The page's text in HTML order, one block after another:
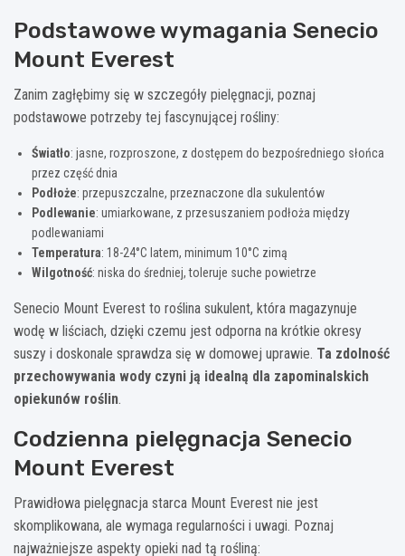
Podstawowe wymagania Senecio
Mount Everest
Zanim zagłębimy się w szczegóły pielęgnacji, poznaj
podstawowe potrzeby tej fascynującej rośliny:
Światło: jasne, rozproszone, z dostępem do bezpośredniego słońca
przez część dnia
Podłoże: przepuszczalne, przeznaczone dla sukulentów
Podlewanie: umiarkowane, z przesuszaniem podłoża między
podlewaniami
Temperatura: 18-24°C latem, minimum 10°C zimą
Wilgotność: niska do średniej, toleruje suche powietrze
Senecio Mount Everest to roślina sukulent, która magazynuje
wodę w liściach, dzięki czemu jest odporna na krótkie okresy
suszy i doskonale sprawdza się w domowej uprawie. Ta zdolność
przechowywania wody czyni ją idealną dla zapominalskich
opiekunów roślin.
Codzienna pielęgnacja Senecio
Mount Everest
Prawidłowa pielęgnacja starca Mount Everest nie jest
skomplikowana, ale wymaga regularności i uwagi. Poznaj
najważniejsze aspekty opieki nad tą rośliną: